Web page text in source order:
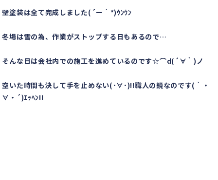
壁塗装は全て完成しました(´ー｀*)ｳﾝｳﾝ
冬場は雪の為、作業がストップする日もあるので…
そんな日は会社内での施工を進めているのです☆⌒d(´∀｀)ノ
空いた時間も決して手を止めない(･∀･)!!職人の鏡なのです(｀・
∀・´)ｴｯﾍﾝ!!